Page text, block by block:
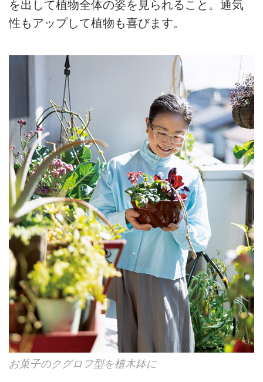
を出して植物全体の姿を見られること。通気
性もアップして植物も喜びます。
お菓子のクグロフ型を植木鉢に